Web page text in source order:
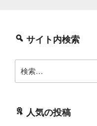
サイト内検索
索:
人気の投稿